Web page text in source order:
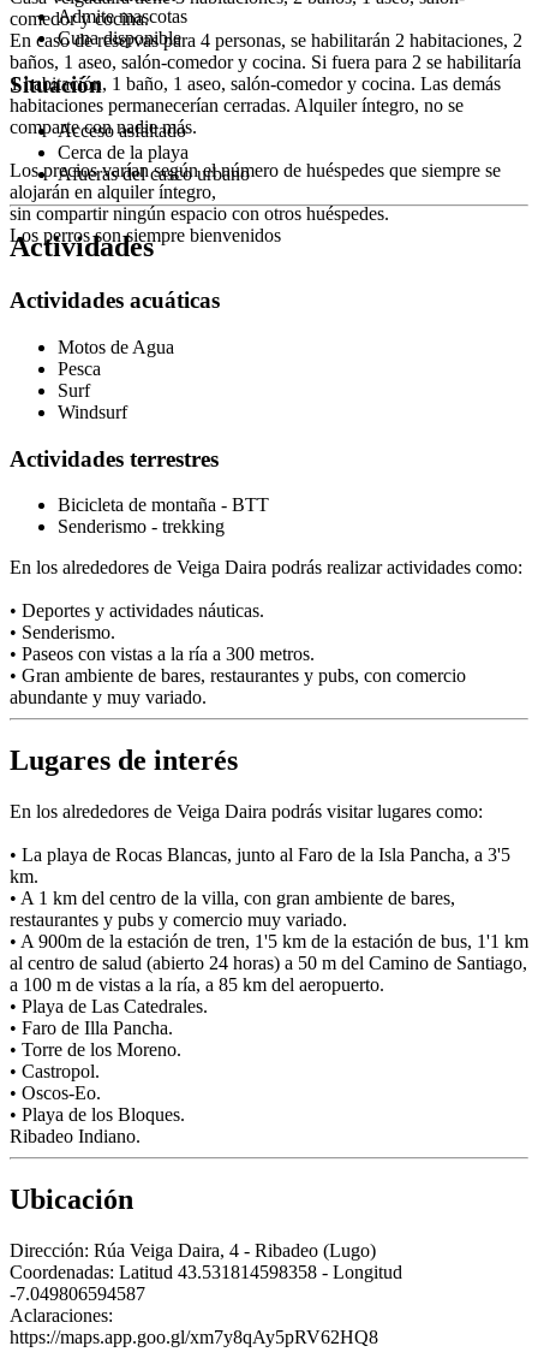
comedor y cocina.
En caso de reservas para 4 personas, se habilitarán 2 habitaciones, 2
baños, 1 aseo, salón-comedor y cocina. Si fuera para 2 se habilitaría
1 habitación, 1 baño, 1 aseo, salón-comedor y cocina. Las demás
habitaciones permanecerían cerradas. Alquiler íntegro, no se
comparte con nadie más.
Los precios varían según el número de huéspedes que siempre se
alojarán en alquiler íntegro,
sin compartir ningún espacio con otros huéspedes.
Los perros son siempre bienvenidos
Admite mascotas
Cuna disponible
Situación
Acceso asfaltado
Cerca de la playa
Afueras del casco urbano
Actividades
Actividades acuáticas
Motos de Agua
Pesca
Surf
Windsurf
Actividades terrestres
Bicicleta de montaña - BTT
Senderismo - trekking
En los alrededores de Veiga Daira podrás realizar actividades como:
• Deportes y actividades náuticas.
• Senderismo.
• Paseos con vistas a la ría a 300 metros.
• Gran ambiente de bares, restaurantes y pubs, con comercio
abundante y muy variado.
Lugares de interés
En los alrededores de Veiga Daira podrás visitar lugares como:
• La playa de Rocas Blancas, junto al Faro de la Isla Pancha, a 3'5
km.
• A 1 km del centro de la villa, con gran ambiente de bares,
restaurantes y pubs y comercio muy variado.
• A 900m de la estación de tren, 1'5 km de la estación de bus, 1'1 km
al centro de salud (abierto 24 horas) a 50 m del Camino de Santiago,
a 100 m de vistas a la ría, a 85 km del aeropuerto.
• Playa de Las Catedrales.
• Faro de Illa Pancha.
• Torre de los Moreno.
• Castropol.
• Oscos-Eo.
• Playa de los Bloques.
Ribadeo Indiano.
Ubicación
Dirección: Rúa Veiga Daira, 4 - Ribadeo (Lugo)
Coordenadas: Latitud 43.531814598358 - Longitud
-7.049806594587
Aclaraciones:
https://maps.app.goo.gl/xm7y8qAy5pRV62HQ8